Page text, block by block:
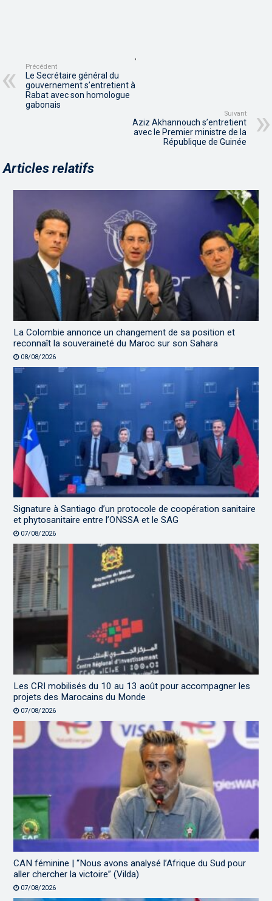
Précédent
Le Secrétaire général du
gouvernement s’entretient à
Rabat avec son homologue
gabonais
Suivant
Aziz Akhannouch s’entretient
avec le Premier ministre de la
République de Guinée
Articles relatifs
La Colombie annonce un changement de sa position et
reconnaît la souveraineté du Maroc sur son Sahara
08/08/2026
Signature à Santiago d’un protocole de coopération sanitaire
et phytosanitaire entre l’ONSSA et le SAG
07/08/2026
Les CRI mobilisés du 10 au 13 août pour accompagner les
projets des Marocains du Monde
07/08/2026
CAN féminine | “Nous avons analysé l’Afrique du Sud pour
aller chercher la victoire” (Vilda)
07/08/2026